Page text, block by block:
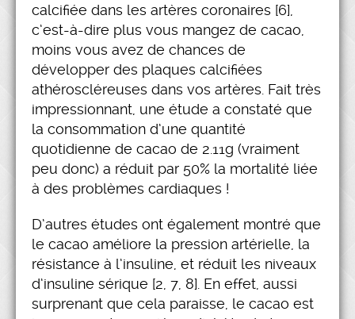
calcifiée dans les artères coronaires [6],
c’est-à-dire plus vous mangez de cacao,
moins vous avez de chances de
développer des plaques calcifiées
athéroscléreuses dans vos artères. Fait très
impressionnant, une étude a constaté que
la consommation d’une quantité
quotidienne de cacao de 2.11g (vraiment
peu donc) a réduit par 50% la mortalité liée
à des problèmes cardiaques !
D’autres études ont également montré que
le cacao améliore la pression artérielle, la
résistance à l’insuline, et réduit les niveaux
d’insuline sérique [2, 7, 8]. En effet, aussi
surprenant que cela paraisse, le cacao est